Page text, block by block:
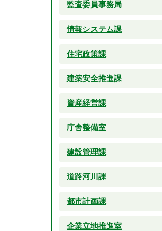
監査委員事務局
情報システム課
住宅政策課
建築安全推進課
資産経営課
庁舎整備室
建設管理課
道路河川課
都市計画課
企業立地推進室